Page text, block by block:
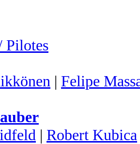
Pilotes
| Felipe
| Robert Kubica